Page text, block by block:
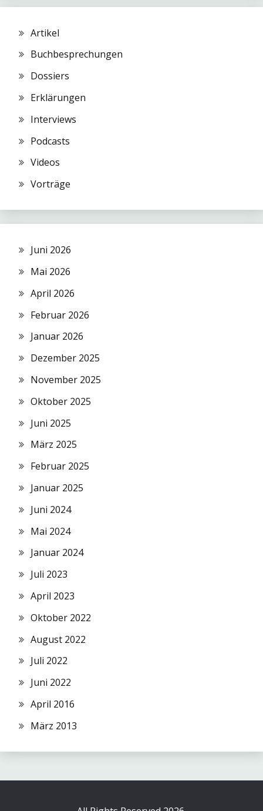
Artikel
Buchbesprechungen
Dossiers
Erklärungen
Interviews
Podcasts
Videos
Vorträge
Juni 2026
Mai 2026
April 2026
Februar 2026
Januar 2026
Dezember 2025
November 2025
Oktober 2025
Juni 2025
März 2025
Februar 2025
Januar 2025
Juni 2024
Mai 2024
Januar 2024
Juli 2023
April 2023
Oktober 2022
August 2022
Juli 2022
Juni 2022
April 2016
März 2013